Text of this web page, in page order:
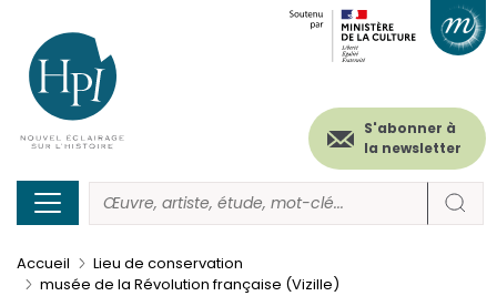
contenu
principal
Menu
secondaire
(header)
S'abonner à
la newsletter
Accueil
Lieu de conservation
musée de la Révolution française (Vizille)